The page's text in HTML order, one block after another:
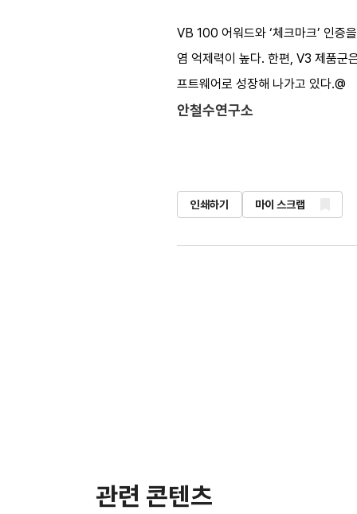
VB 100 어워드와 ‘체크마크’ 인증
염 억제력이 높다. 한편, V3 제품군
프트웨어로 성장해 나가고 있다.@
안철수연구소
인쇄하기 마이 스크랩
관련 콘텐츠